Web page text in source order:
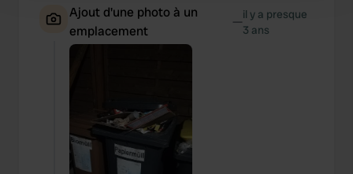
and set your preferences in thedetails section
We use cookies to personalise content and ads, to
our social media, advertising and analytics partners who
may combine it with other information that you’ve
provided to them or that they’ve collected from your use
of their services.
Ajout d'une photo à un
emplacement
—il y a presque
3 ans